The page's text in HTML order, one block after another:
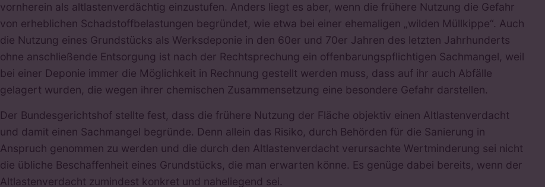
vornherein als altlastenverdächtig einzustufen. Anders liegt es aber, wenn die frühere Nutzung die Gefahr
von erheblichen Schadstoffbelastungen begründet, wie etwa bei einer ehemaligen „wilden Müllkippe“. Auch
die Nutzung eines Grundstücks als Werksdeponie in den 60er und 70er Jahren des letzten Jahrhunderts
ohne anschließende Entsorgung ist nach der Rechtsprechung ein offenbarungspflichtigen Sachmangel, weil
bei einer Deponie immer die Möglichkeit in Rechnung gestellt werden muss, dass auf ihr auch Abfälle
gelagert wurden, die wegen ihrer chemischen Zusammensetzung eine besondere Gefahr darstellen.
Der Bundesgerichtshof stellte fest, dass die frühere Nutzung der Fläche objektiv einen Altlastenverdacht
und damit einen Sachmangel begründe. Denn allein das Risiko, durch Behörden für die Sanierung in
Anspruch genommen zu werden und die durch den Altlastenverdacht verursachte Wertminderung sei nicht
die übliche Beschaffenheit eines Grundstücks, die man erwarten könne. Es genüge dabei bereits, wenn der
Altlastenverdacht zumindest konkret und naheliegend sei.